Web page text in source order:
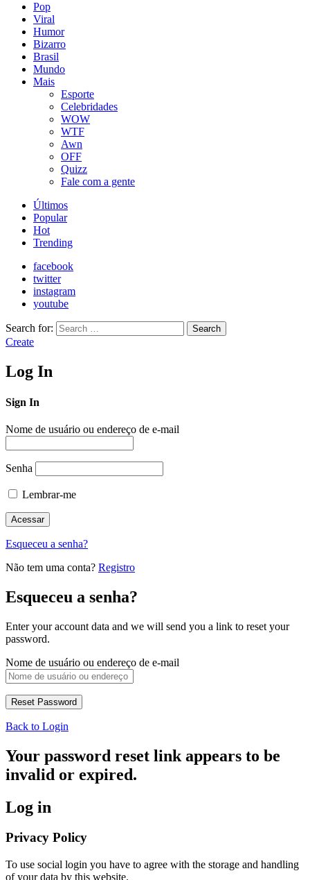
Pop
Viral
Humor
Bizarro
Brasil
Mundo
Mais
Esporte
Celebridades
WOW
WTF
Awn
OFF
Quizz
Fale com a gente
Últimos
Popular
Hot
Trending
facebook
twitter
instagram
youtube
Search for: Search
Create
Log In
Sign In
Nome de usuário ou endereço de e-mail
Senha
Lembrar-me
Esqueceu a senha?
Não tem uma conta? Registro
Esqueceu a senha?
Enter your account data and we will send you a link to reset your
password.
Nome de usuário ou endereço de e-mail
Back to Login
Your password reset link appears to be
invalid or expired.
Log in
Privacy Policy
To use social login you have to agree with the storage and handling
of your data by this website.